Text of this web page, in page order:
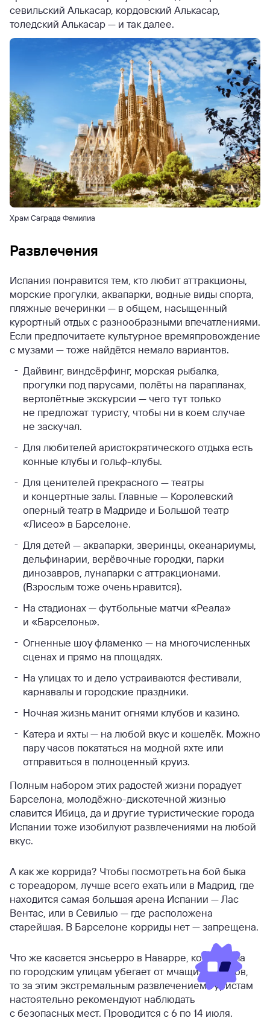
севильский Алькасар, кордовский Алькасар,
толедский Алькасар — и так далее.
Храм Саграда Фамилиа
Развлечения
Испания понравится тем, кто любит аттракционы,
морские прогулки, аквапарки, водные виды спорта,
пляжные вечеринки — в общем, насыщенный
курортный отдых с разнообразными впечатлениями.
Если предпочитаете культурное времяпровождение
с музами — тоже найдётся немало вариантов.
Дайвинг, виндсёрфинг, морская рыбалка,
прогулки под парусами, полёты на парапланах,
вертолётные экскурсии — чего тут только
не предложат туристу, чтобы ни в коем случае
не заскучал.
Для любителей аристократического отдыха есть
конные клубы и гольф-клубы.
Для ценителей прекрасного — театры
и концертные залы. Главные — Королевский
оперный театр в Мадриде и Большой театр
«Лисео» в Барселоне.
Для детей — аквапарки, зверинцы, океанариумы,
дельфинарии, верёвочные городки, парки
динозавров, лунапарки с аттракционами.
(Взрослым тоже очень нравится).
На стадионах — футбольные матчи «Реала»
и «Барселоны».
Огненные шоу фламенко — на многочисленных
сценах и прямо на площадях.
На улицах то и дело устраиваются фестивали,
карнавалы и городские праздники.
Ночная жизнь манит огнями клубов и казино.
Катера и яхты — на любой вкус и кошелёк. Можно
пару часов покататься на модной яхте или
отправиться в полноценный круиз.
Полным набором этих радостей жизни порадует
Барселона, молодёжно-дискотечной жизнью
славится Ибица, да и другие туристические города
Испании тоже изобилуют развлечениями на любой
вкус.
А как же коррида? Чтобы посмотреть на бой быка
с тореадором, лучше всего ехать или в Мадрид, где
находится самая большая арена Испании — Лас
Вентас, или в Севилью — где расположена
старейшая. В Барселоне корриды нет — запрещена.
Что же касается энсьерро в Наварре, когда толпа
по городским улицам убегает от мчащихся быков,
то за этим экстремальным развлечением туристам
настоятельно рекомендуют наблюдать
с безопасных мест. Проводится с 6 по 14 июля.